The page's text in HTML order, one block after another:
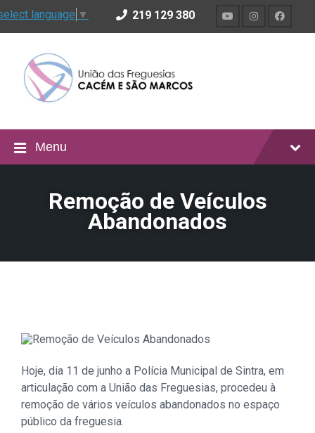
language ▼ 219 129 380
Menu
Remoção de Veículos
Abandonados
Hoje, dia 11 de junho a Polícia Municipal de Sintra, em
articulação com a União das Freguesias, procedeu à
remoção de vários veículos abandonados no espaço
público da freguesia.